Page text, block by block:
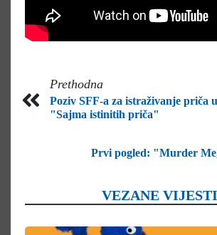
Prethodna
Poziv SFF-a za istraživanje priča
"Sajma istinitih priča"
Prvi pogled: "Murder
VEZANE VIJESTI